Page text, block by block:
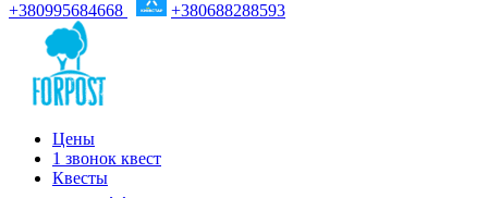
+380995684668
+380688288593
Цены
1 звонок квест
Квесты